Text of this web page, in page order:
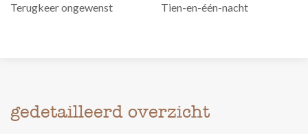
Terugkeer ongewenst Tien-en-één-nacht
gedetailleerd overzicht